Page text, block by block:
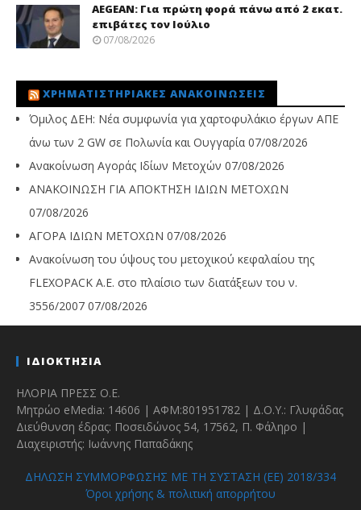
AEGEAN: Για πρώτη φορά πάνω από 2 εκατ.
επιβάτες τον Ιούλιο
07/08/2026
ΧΡΗΜΑΤΙΣΤΗΡΙΑΚΈΣ ΑΝΑΚΟΙΝΏΣΕΙΣ
Όμιλος ΔΕΗ: Νέα συμφωνία για χαρτοφυλάκιο έργων ΑΠΕ
άνω των 2 GW σε Πολωνία και Ουγγαρία 07/08/2026
Ανακοίνωση Αγοράς Ιδίων Μετοχών 07/08/2026
ΑΝΑΚΟΙΝΩΣΗ ΓΙΑ ΑΠΟΚΤΗΣΗ ΙΔΙΩΝ ΜΕΤΟΧΩΝ
07/08/2026
ΑΓΟΡΑ ΙΔΙΩΝ ΜΕΤΟΧΩΝ 07/08/2026
Ανακοίνωση του ύψους του μετοχικού κεφαλαίου της
FLEXOPACK A.E. στο πλαίσιο των διατάξεων του ν.
3556/2007 07/08/2026
ΙΔΙΟΚΤΗΣΙΑ
ΗΛΟΡΙΑ ΠΡΕΣΣ Ο.Ε.
Μητρώο eMedia: 14606 | ΑΦΜ:801951782 | Δ.Ο.Υ.: Γλυφάδας
Διεύθυνση έδρας: Ποσειδώνος 54, 17562, Π. Φάληρο |
Διαχειριστής: Ιωάννης Παπαδάκης
ΔΗΛΩΣΗ ΣΥΜΜΟΡΦΩΣΗΣ ΜΕ ΤΗ ΣΥΣΤΑΣΗ (ΕΕ) 2018/334
Όροι χρήσης & πολιτική απορρήτου